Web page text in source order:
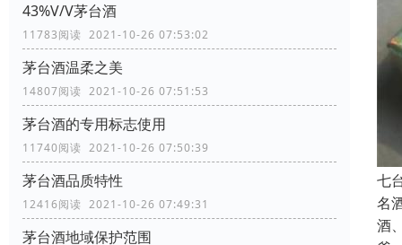
43%V/V茅台酒
11783阅读 2021-10-26 07:53:02
茅台酒温柔之美
14807阅读 2021-10-26 07:51:53
茅台酒的专用标志使用
11740阅读 2021-10-26 07:50:39
茅台酒品质特性
12416阅读 2021-10-26 07:49:31
茅台酒地域保护范围
七
名
酒